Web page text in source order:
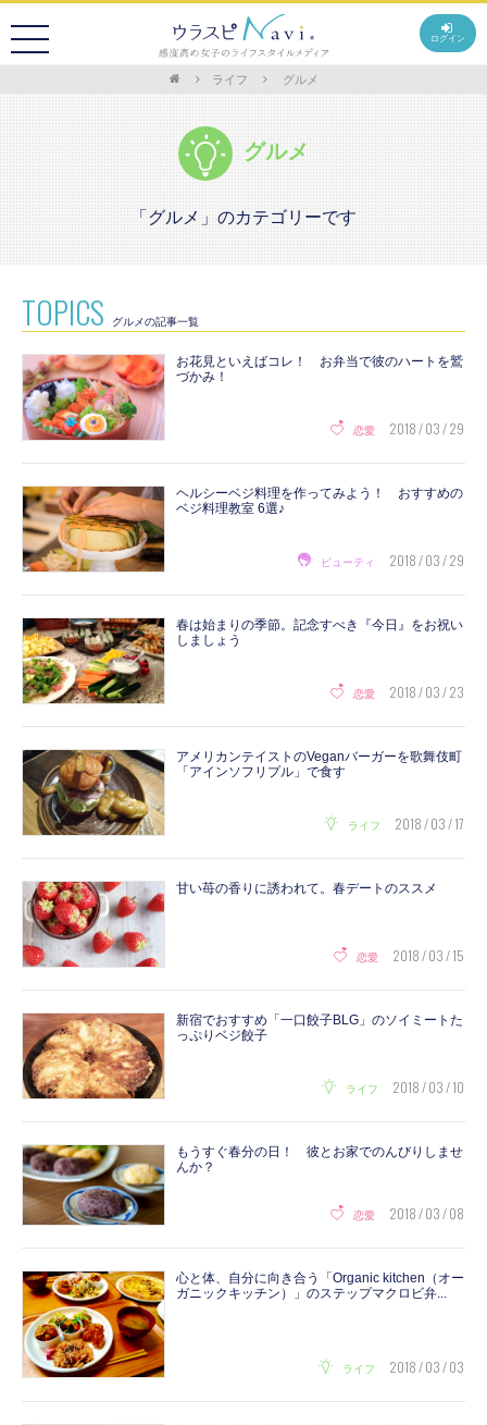
ログイン
ライフ グルメ
グルメ
「グルメ」のカテゴリーです
TOPICS グルメの記事一覧
お花見といえばコレ！ お弁当で彼のハートを鷲
づかみ！
恋愛 2018 / 03 / 29
ヘルシーベジ料理を作ってみよう！ おすすめの
ベジ料理教室 6選♪
ビューティ 2018 / 03 / 29
春は始まりの季節。記念すべき『今日』をお祝い
しましょう
恋愛 2018 / 03 / 23
アメリカンテイストのVeganバーガーを歌舞伎町
「アインソフリプル」で食す
ライフ 2018 / 03 / 17
甘い苺の香りに誘われて。春デートのススメ
恋愛 2018 / 03 / 15
新宿でおすすめ「一口餃子BLG」のソイミートた
っぷりベジ餃子
ライフ 2018 / 03 / 10
もうすぐ春分の日！ 彼とお家でのんびりしませ
んか？
恋愛 2018 / 03 / 08
心と体、自分に向き合う「Organic kitchen（オー
ガニックキッチン）」のステップマクロビ弁...
ライフ 2018 / 03 / 03